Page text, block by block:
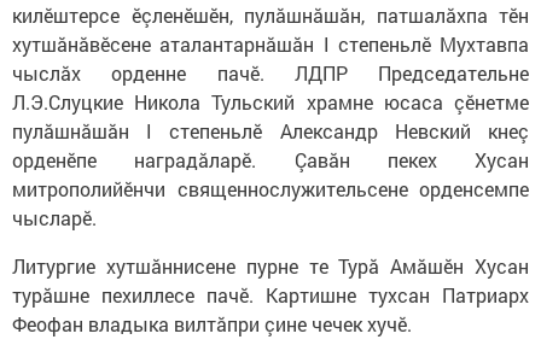
килӗштерсе ӗçленӗшӗн, пулăшнăшăн, патшалăхпа тӗн
хутшăнăвӗсене аталантарнăшăн I степеньлӗ Мухтавпа
чыслăх орденне пачӗ. ЛДПР Председательне
Л.Э.Слуцкие Никола Тульский храмне юсаса çӗнетме
пулăшнăшăн I степеньлӗ Александр Невский кнеç
орденӗпе наградăларӗ. Çавăн пекех Хусан
митрополийӗнчи священнослужительсене орденсемпе
чысларӗ.
Литургие хутшăннисене пурне те Турă Амăшӗн Хусан
турăшне пехиллесе пачӗ. Картишне тухсан Патриарх
Феофан владыка вилтăпри çине чечек хучӗ.